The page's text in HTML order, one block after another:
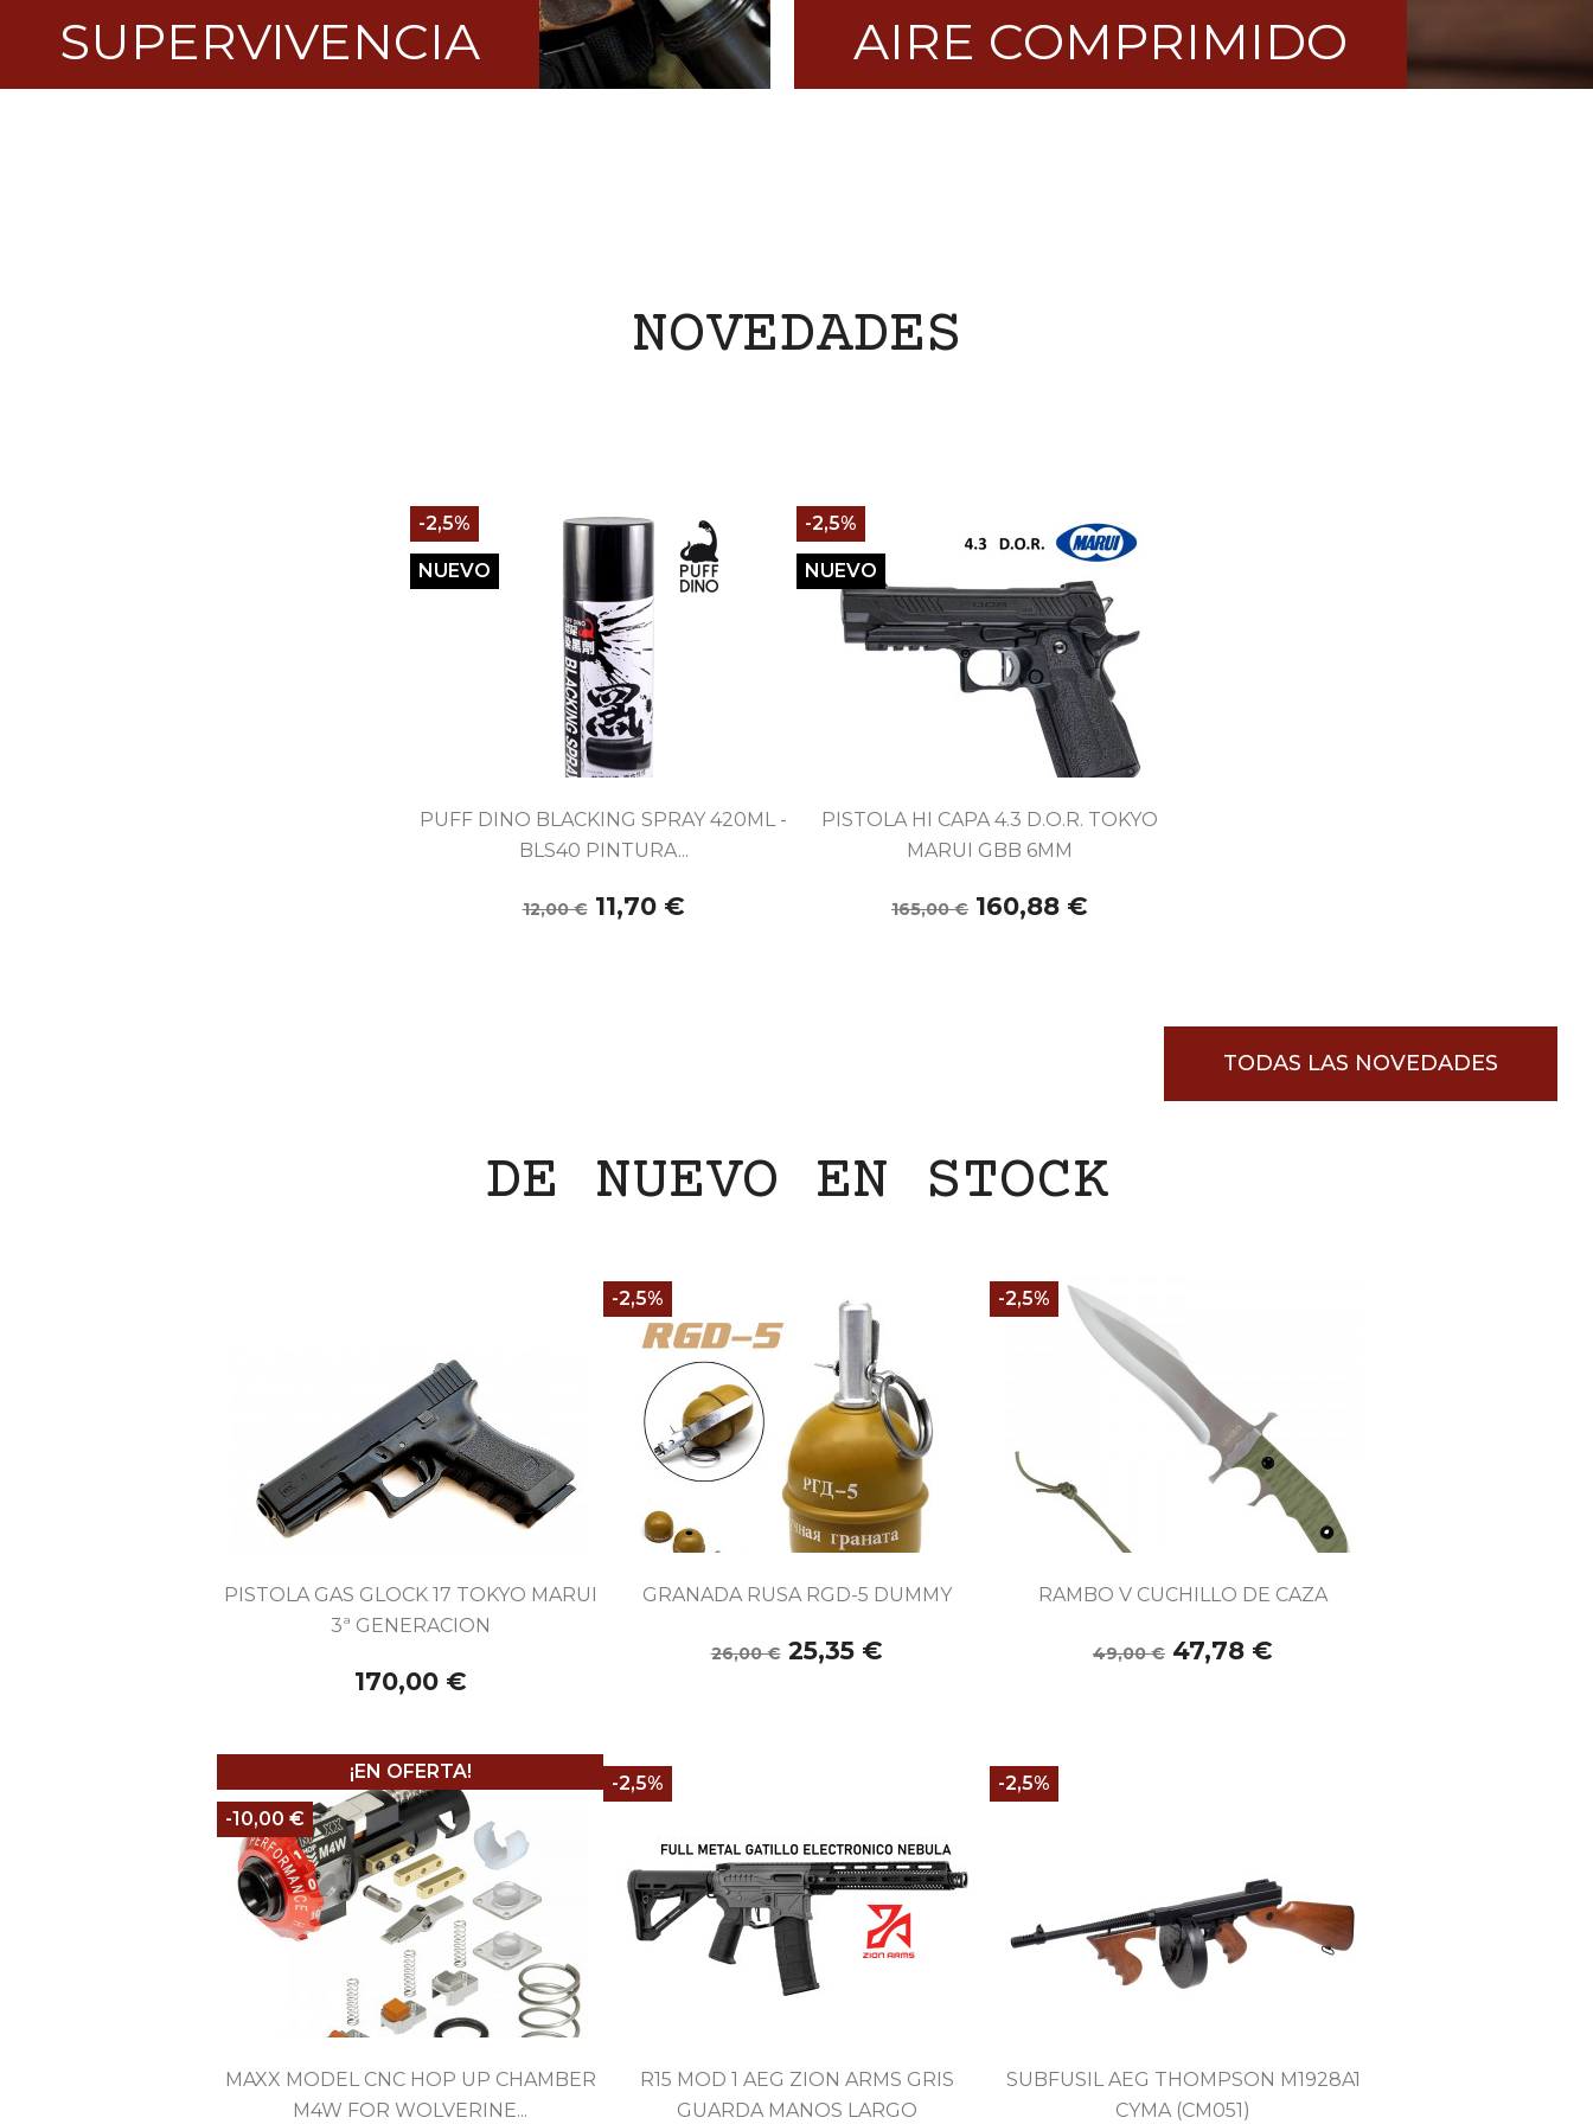
SUPERVIVENCIA AIRE COMPRIMIDO
NOVEDADES
PUFF DINO BLACKING SPRAY 420ML -
BLS40 PINTURA...
12,00 € 11,70 €
-2,5%
NUEVO
PISTOLA HI CAPA 4.3 D.O.R. TOKYO
MARUI GBB 6MM
165,00 € 160,88 €
-2,5%
NUEVO
TODAS LAS NOVEDADES
DE NUEVO EN STOCK
PISTOLA GAS GLOCK 17 TOKYO MARUI
3ª GENERACION
170,00 €
GRANADA RUSA RGD-5 DUMMY
26,00 € 25,35 €
-2,5%
RAMBO V CUCHILLO DE CAZA
49,00 € 47,78 €
-2,5%
MAXX MODEL CNC HOP UP CHAMBER
M4W FOR WOLVERINE...
¡EN OFERTA!
-10,00 €
R15 MOD 1 AEG ZION ARMS GRIS
GUARDA MANOS LARGO
-2,5%
SUBFUSIL AEG THOMPSON M1928A1
CYMA (CM051)
-2,5%